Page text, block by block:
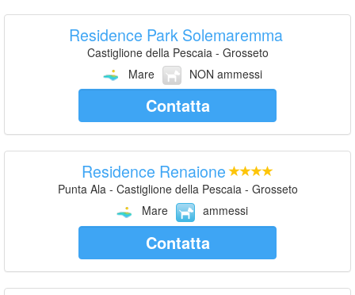
Residence Park Solemaremma
Castiglione della Pescaia - Grosseto
Mare
NON ammessi
Contatta
Residence Renaione
Punta Ala - Castiglione della Pescaia - Grosseto
Mare
ammessi
Contatta